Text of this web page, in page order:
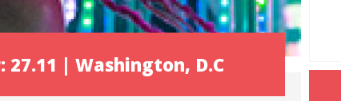
| Washington, D.C